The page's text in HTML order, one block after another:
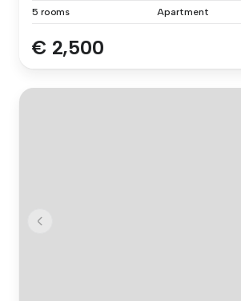
5 rooms Apartment
€ 2,500